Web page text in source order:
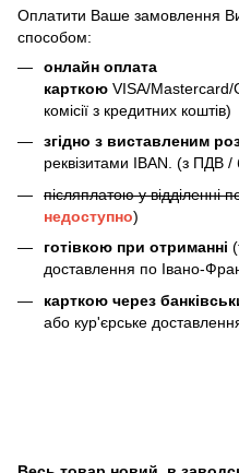
Оплатити Ваше замовлення
способом:
онлайн оплата
карткою VISA/
комісії з кредитних коштів)
згідно з виставленим
реквізитами IBAN. (з ПДВ
післяплатою у відділенні
недоступно)
готівкою при отриманні
доставлення по Івано-
карткою через
або кур'єрське